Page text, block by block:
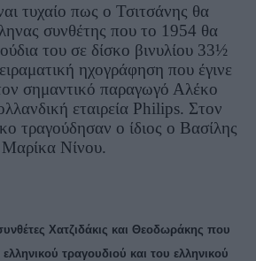
τυχαίο πως ο Τσιτσάνης θα
συνθέτης που το 1954 θα
του σε δίσκο βινυλίου 33½
ηχογράφηση που έγινε
σημαντικό παραγωγό Αλέκο
εταιρεία Philips. Στον
τραγούδησαν ο ίδιος ο Βασίλης
Νίνου.
Χατζιδάκις και Θεοδωράκης που
τραγουδιού και του ελληνικού